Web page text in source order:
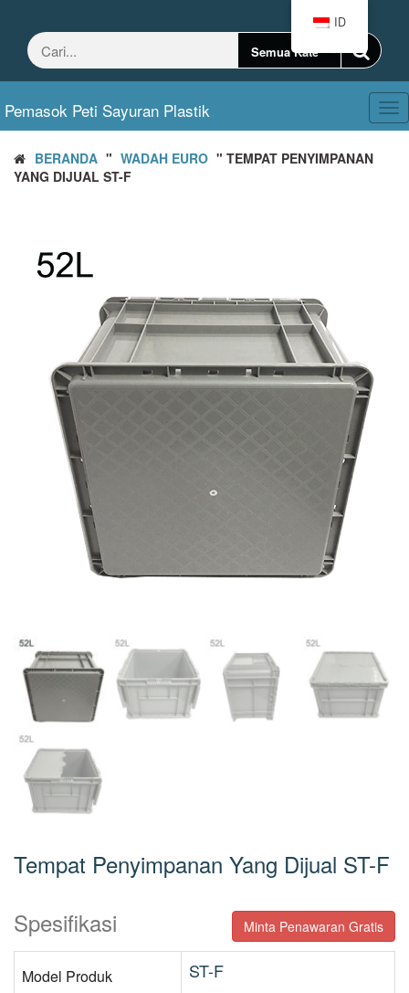
konten
Pemasok Peti Sayuran Plastik
BERANDA " WADAH EURO " TEMPAT PENYIMPANAN
YANG DIJUAL ST-F
Tempat Penyimpanan Yang Dijual ST-F
Spesifikasi
Minta Penawaran Gratis
Model Produk ST-F
ID